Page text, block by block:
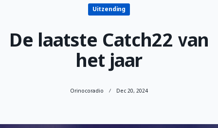
Uitzending
De laatste Catch22 van
het jaar
Orinocoradio Dec 20, 2024